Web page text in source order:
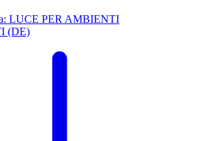
LUCE PER AMBIENTI
(DE)